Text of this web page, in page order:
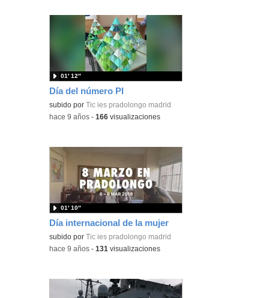
Día del número PI
subido porTic ies pradolongo madrid
01′ 12″
-hace 9 años -166 visualizaciones
Día internacional de la mujer
subido porTic ies pradolongo madrid
01′ 10″
-hace 9 años -131 visualizaciones